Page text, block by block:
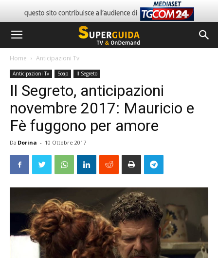
Home Anticipazioni Tv
Anticipazioni Tv Soap Il Segreto
Il Segreto, anticipazioni
novembre 2017: Mauricio e
Fè fuggono per amore
Da Dorina - 10 Ottobre 2017